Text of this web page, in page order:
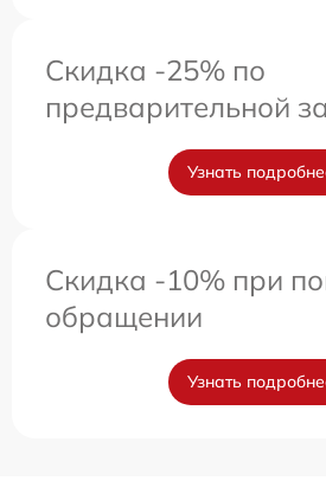
Скидка -25% по
предварительной
Узнать
Скидка -10% при
обращении
Узнать